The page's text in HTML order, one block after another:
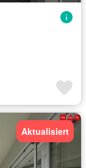
Aktualisiert